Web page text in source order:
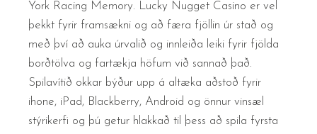
York Racing Memory. Lucky Nugget Casino er vel
þekkt fyrir framsækni og að færa fjöllin úr stað og
með því að auka úrvalið og innleiða leiki fyrir fjölda
borðtölva og fartækja höfum við sannað það.
Spilavítið okkar býður upp á altæka aðstoð fyrir
ihone, iPad, Blackberry, Android og önnur vinsæl
stýrikerfi og þú getur hlakkað til þess að spila fyrsta